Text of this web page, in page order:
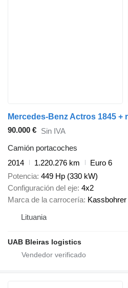
Mercedes-Benz Actros 1845
90.000 € Sin IVA
Camión portacoches
2014
1.220.276 km
Euro 6
Potencia 449 Hp (330 kW)
Configuración del eje 4x2
Marca de la carrocería Kassbohrer
Lituania
UAB Bleiras logistics